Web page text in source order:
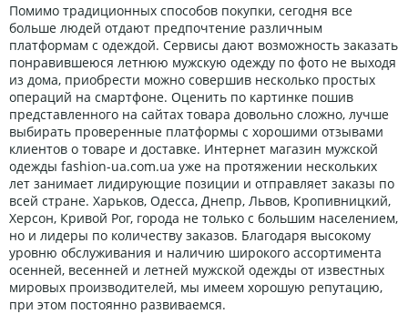
Помимо традиционных способов покупки, сегодня все
больше людей отдают предпочтение различным
платформам с одеждой. Сервисы дают возможность заказать
понравившеюся летнюю мужскую одежду по фото не выходя
из дома, приобрести можно совершив несколько простых
операций на смартфоне. Оценить по картинке пошив
представленного на сайтах товара довольно сложно, лучше
выбирать проверенные платформы с хорошими отзывами
клиентов о товаре и доставке. Интернет магазин мужской
одежды fashion-ua.com.ua уже на протяжении нескольких
лет занимает лидирующие позиции и отправляет заказы по
всей стране. Харьков, Одесса, Днепр, Львов, Кропивницкий,
Херсон, Кривой Рог, города не только с большим населением,
но и лидеры по количеству заказов. Благодаря высокому
уровню обслуживания и наличию широкого ассортимента
осенней, весенней и летней мужской одежды от известных
мировых производителей, мы имеем хорошую репутацию,
при этом постоянно развиваемся.